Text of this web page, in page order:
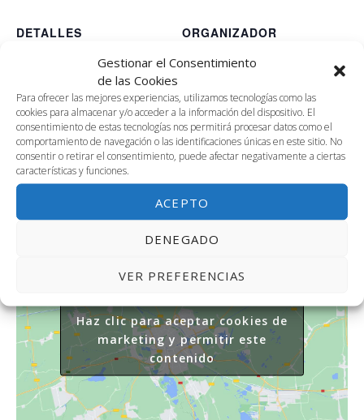
Gestionar el Consentimiento
de las Cookies
Para ofrecer las mejores experiencias, utilizamos tecnologías como las
cookies para almacenar y/o acceder a la información del dispositivo. El
consentimiento de estas tecnologías nos permitirá procesar datos como el
comportamiento de navegación o las identificaciones únicas en este sitio. No
consentir o retirar el consentimiento, puede afectar negativamente a ciertas
características y funciones.
ACEPTO
DENEGADO
VER PREFERENCIAS
DETALLES
16 febrero, 2023
Hora:
9:00 am - 3:00 pm
ORGANIZADOR
Sara Escobar Aguilera.
Personas, Desarrollo y
Formación OPPLUS
Correo electrónico
sara.escobar.aguilera@oppl
us.bbva.com
Ver el sitio web del
Organizador
Haz clic para aceptar cookies de
marketing y permitir este
contenido